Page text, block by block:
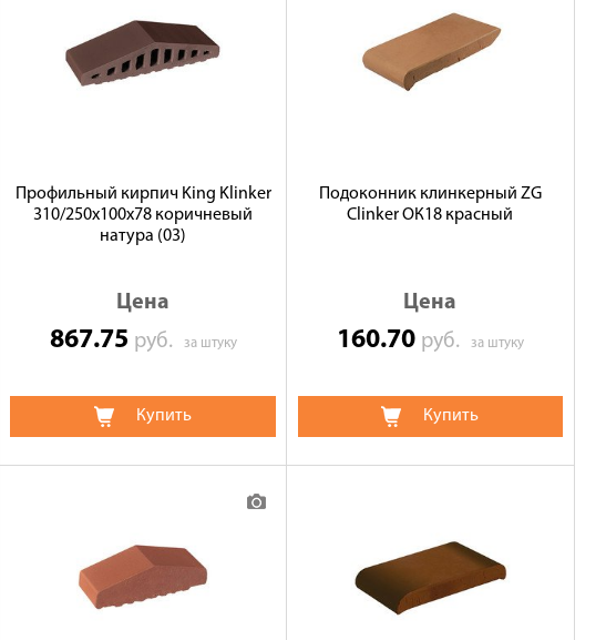
Профильный кирпич King Klinker
310/250x100x78 коричневый
натура (03)
Цена
867.75 руб. за штуку
Купить
Подоконник клинкерный ZG
Clinker ОК18 красный
Цена
160.70 руб. за штуку
Купить